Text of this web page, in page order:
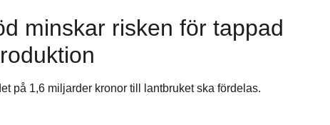
minskar risken för tappad
på 1,6 miljarder kronor till lantbruket ska fördelas.